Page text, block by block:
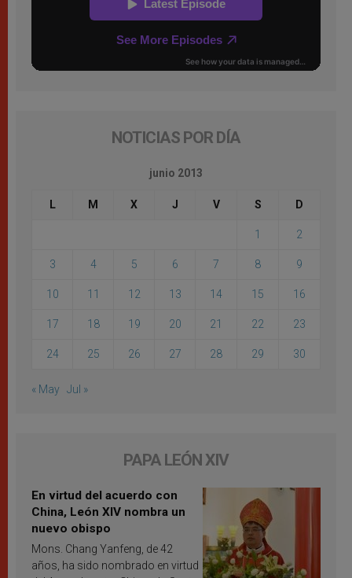
NOTICIAS POR DÍA
junio 2013
L M X J V S D
1 2
3 4 5 6 7 8 9
10 11 12 13 14 15 16
17 18 19 20 21 22 23
24 25 26 27 28 29 30
« May Jul »
PAPA LEÓN XIV
En virtud del acuerdo con
China, León XIV nombra un
nuevo obispo
Mons. Chang Yanfeng, de 42
años, ha sido nombrado en virtud